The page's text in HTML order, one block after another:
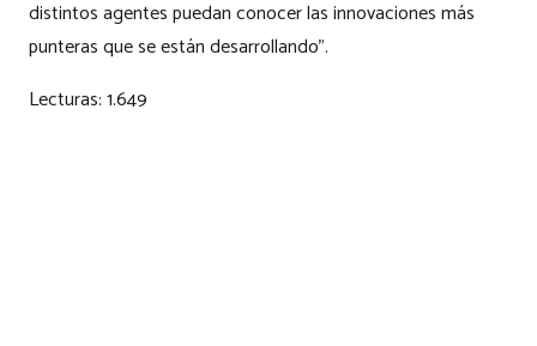
distintos agentes puedan conocer las innovaciones más
punteras que se están desarrollando”.
Lecturas:1.649